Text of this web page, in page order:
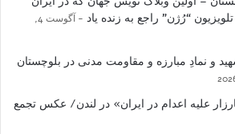
“رُژن” راجع به زنده یاد
آگوست 4,
و نمادِ مبارزه و مقاومت مدنی در بلوچستان
علیه اعدام در ایران» در لندن/ عکس تجمع